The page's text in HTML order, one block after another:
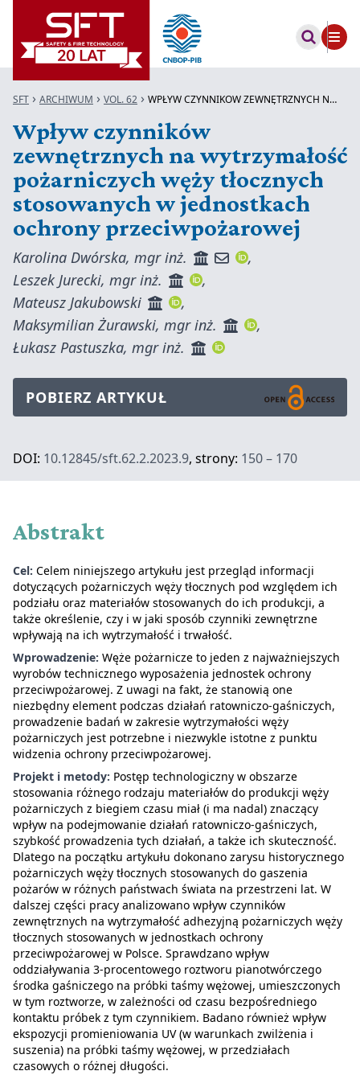
SFT ARCHIWUM VOL. 62 WPŁYW CZYNNIKÓW ZEWNĘTRZNYCH NA WYTRZ...
Wpływ czynników
zewnętrznych na wytrzymałość
pożarniczych węży tłocznych
stosowanych w jednostkach
ochrony przeciwpożarowej
Karolina Dwórska, mgr inż.
,
Leszek Jurecki, mgr inż.
,
Mateusz Jakubowski
,
Maksymilian Żurawski, mgr inż.
,
Łukasz Pastuszka, mgr inż.
POBIERZ ARTYKUŁ
DOI: 10.12845/sft.62.2.2023.9, strony: 150 – 170
Abstrakt
Cel: Celem niniejszego artykułu jest przegląd informacji
dotyczących pożarniczych węży tłocznych pod względem ich
podziału oraz materiałów stosowanych do ich produkcji, a
także określenie, czy i w jaki sposób czynniki zewnętrzne
wpływają na ich wytrzymałość i trwałość.
Wprowadzenie: Węże pożarnicze to jeden z najważniejszych
wyrobów technicznego wyposażenia jednostek ochrony
przeciwpożarowej. Z uwagi na fakt, że stanowią one
niezbędny element podczas działań ratowniczo-gaśniczych,
prowadzenie badań w zakresie wytrzymałości węży
pożarniczych jest potrzebne i niezwykle istotne z punktu
widzenia ochrony przeciwpożarowej.
Projekt i metody: Postęp technologiczny w obszarze
stosowania różnego rodzaju materiałów do produkcji węży
pożarniczych z biegiem czasu miał (i ma nadal) znaczący
wpływ na podejmowanie działań ratowniczo-gaśniczych,
szybkość prowadzenia tych działań, a także ich skuteczność.
Dlatego na początku artykułu dokonano zarysu historycznego
pożarniczych węży tłocznych stosowanych do gaszenia
pożarów w różnych państwach świata na przestrzeni lat. W
dalszej części pracy analizowano wpływ czynników
zewnętrznych na wytrzymałość adhezyjną pożarniczych węży
tłocznych stosowanych w jednostkach ochrony
przeciwpożarowej w Polsce. Sprawdzano wpływ
oddziaływania 3-procentowego roztworu pianotwórczego
środka gaśniczego na próbki taśmy wężowej, umieszczonych
w tym roztworze, w zależności od czasu bezpośredniego
kontaktu próbek z tym czynnikiem. Badano również wpływ
ekspozycji promieniowania UV (w warunkach zwilżenia i
suszenia) na próbki taśmy wężowej, w przedziałach
czasowych o różnej długości.